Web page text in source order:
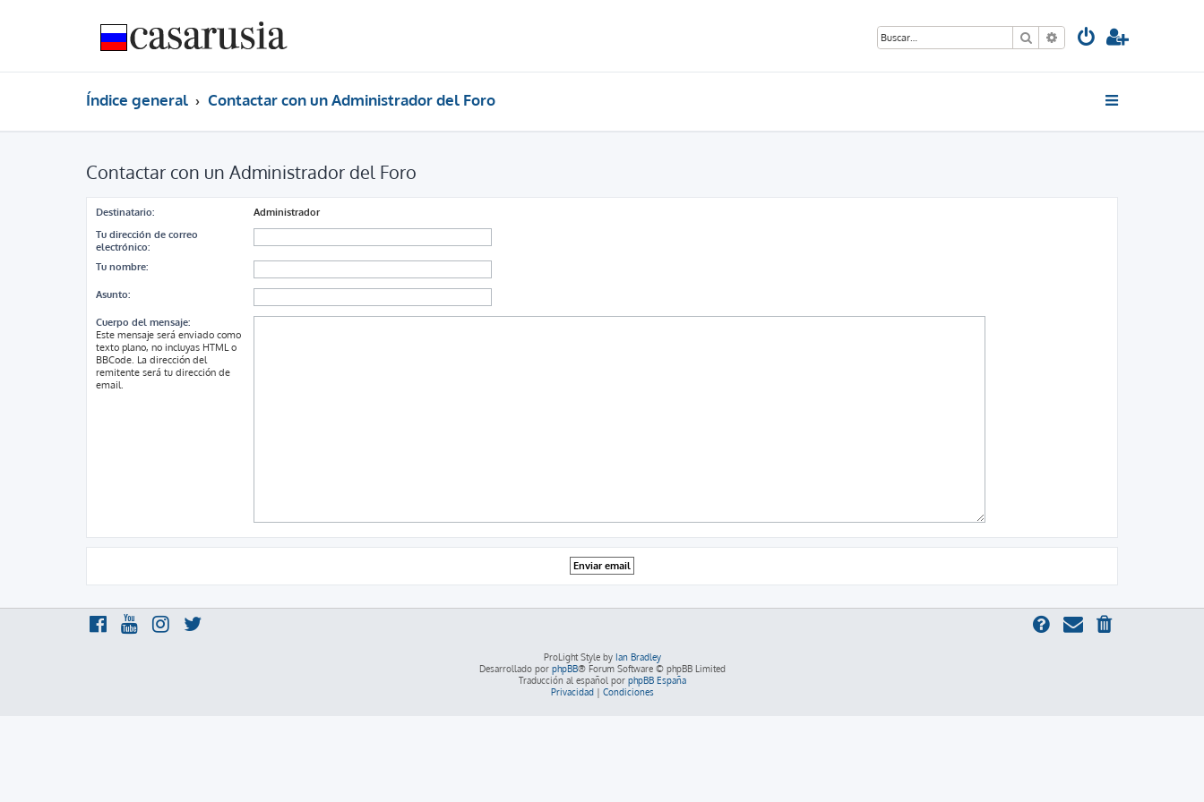
Buscar Búsqueda avanzada
Índice general Contactar con un Administrador del Foro
Contactar con un Administrador del Foro
Destinatario:
Administrador
Tu dirección de correo
electrónico:
Tu nombre:
Asunto:
Cuerpo del mensaje:
Este mensaje será enviado como
texto plano, no incluyas HTML o
BBCode. La dirección del
remitente será tu dirección de
email.
ProLight Style by Ian Bradley
Desarrollado por phpBB® Forum Software © phpBB Limited
Traducción al español por phpBB España
Privacidad| Condiciones